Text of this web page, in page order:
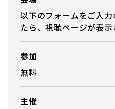
以下のフォームをご入
たら、視聴ページが表示
参加
無料
主催